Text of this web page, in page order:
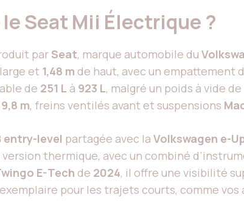
Seat Mii Électrique ?
parSeat, marque automobile du
et 1,48 m de haut, avec un empattement
de 251 L à 923 L, malgré un poids à vide de
9,8 m, freins ventilés avant et suspensions
entry-level partagée avec la Volkswagen e-
version thermique, avec un combiné
E-Tech de 2024, il offre une visibilité
pour les trajets courts, comme